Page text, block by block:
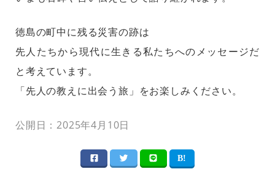
徳島の町中に残る災害の跡は
先人たちから現代に生きる私たちへのメッセージだ
と考えています。
「先人の教えに出会う旅」をお楽しみください。
公開日：2025年4月10日